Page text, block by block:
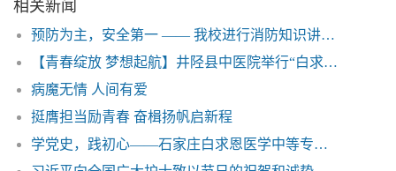
相关新闻
预防为主，安全第一 —— 我校进行消防知识讲座和演练活动
【青春绽放 梦想起航】井陉县中医院举行“白求恩医学中等专业学校2024届护理实习生结业典礼”
病魔无情 人间有爱
挺膺担当励青春 奋楫扬帆启新程
学党史，践初心——石家庄白求恩医学中等专业学校西柏坡参观学习